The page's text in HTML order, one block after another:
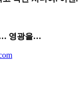
… 영광을…